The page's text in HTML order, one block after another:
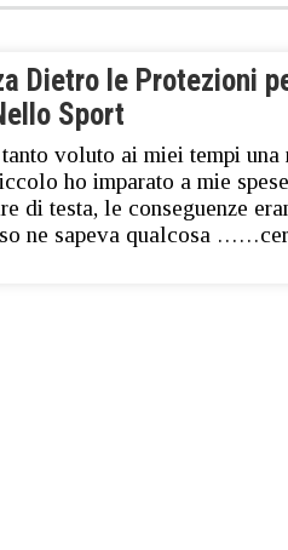
Dietro le Protezioni
Sport
voluto ai miei tempi una
ho imparato a mie
di testa, le conseguenze
ne sapeva qualcosa